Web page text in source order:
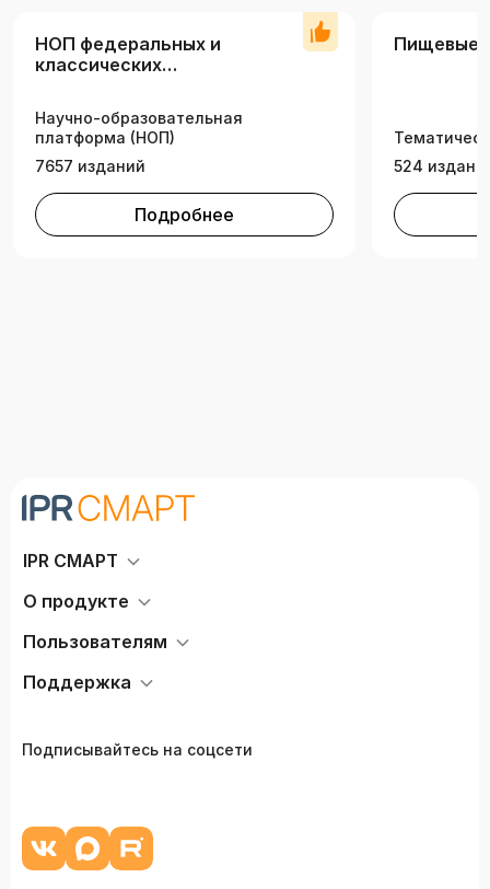
НОП федеральных и
классических
Научно-образовательная
платформа (НОП)
7657 изданий
Подробнее
Пищевые
524
IPR СМАРТ
О продукте
Пользователям
Поддержка
Подписывайтесь на соцсети